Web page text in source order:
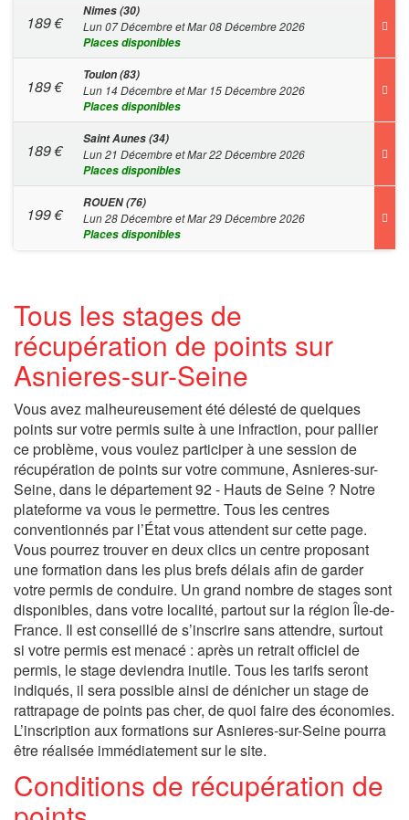
189€
Nimes (30)
Lun 07 Décembre et Mar 08 Décembre 2026
Places disponibles
189€
Toulon (83)
Lun 14 Décembre et Mar 15 Décembre 2026
Places disponibles
189€
Saint Aunes (34)
Lun 21 Décembre et Mar 22 Décembre 2026
Places disponibles
199€
ROUEN (76)
Lun 28 Décembre et Mar 29 Décembre 2026
Places disponibles
Tous les stages de
récupération de points sur
Asnieres-sur-Seine
Vous avez malheureusement été délesté de quelques
points sur votre permis suite à une infraction, pour pallier
ce problème, vous voulez participer à une session de
récupération de points sur votre commune, Asnieres-sur-
Seine, dans le département 92 - Hauts de Seine ? Notre
plateforme va vous le permettre. Tous les centres
conventionnés par l’État vous attendent sur cette page.
Vous pourrez trouver en deux clics un centre proposant
une formation dans les plus brefs délais afin de garder
votre permis de conduire. Un grand nombre de stages sont
disponibles, dans votre localité, partout sur la région Île-de-
France. Il est conseillé de s’inscrire sans attendre, surtout
si votre permis est menacé : après un retrait officiel de
permis, le stage deviendra inutile. Tous les tarifs seront
indiqués, il sera possible ainsi de dénicher un stage de
rattrapage de points pas cher, de quoi faire des économies.
L’inscription aux formations sur Asnieres-sur-Seine pourra
être réalisée immédiatement sur le site.
Conditions de récupération de